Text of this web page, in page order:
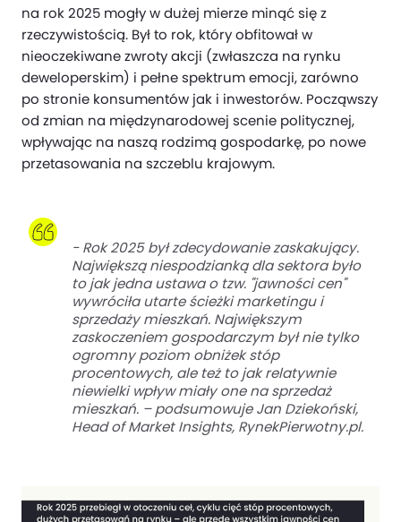
na rok 2025 mogły w dużej mierze minąć się z
rzeczywistością. Był to rok, który obfitował w
nieoczekiwane zwroty akcji (zwłaszcza na rynku
deweloperskim) i pełne spektrum emocji, zarówno
po stronie konsumentów jak i inwestorów. Począwszy
od zmian na międzynarodowej scenie politycznej,
wpływając na naszą rodzimą gospodarkę, po nowe
przetasowania na szczeblu krajowym.
-Rok 2025 był zdecydowanie zaskakujący.
Największą niespodzianką dla sektora było
to jak jedna ustawa o tzw. "jawności cen"
wywróciła utarte ścieżki marketingu i
sprzedaży mieszkań. Największym
zaskoczeniem gospodarczym był nie tylko
ogromny poziom obniżek stóp
procentowych, ale też to jak relatywnie
niewielki wpływ miały one na sprzedaż
mieszkań. – podsumowuje Jan Dziekoński,
Head of Market Insights, RynekPierwotny.pl.